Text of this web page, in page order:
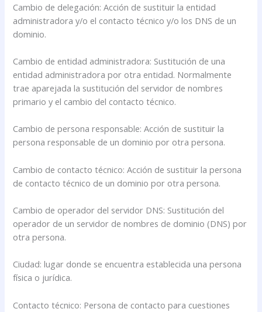
Cambio de delegación: Acción de sustituir la entidad
administradora y/o el contacto técnico y/o los DNS de un
dominio.
Cambio de entidad administradora: Sustitución de una
entidad administradora por otra entidad. Normalmente
trae aparejada la sustitución del servidor de nombres
primario y el cambio del contacto técnico.
Cambio de persona responsable: Acción de sustituir la
persona responsable de un dominio por otra persona.
Cambio de contacto técnico: Acción de sustituir la persona
de contacto técnico de un dominio por otra persona.
Cambio de operador del servidor DNS: Sustitución del
operador de un servidor de nombres de dominio (DNS) por
otra persona.
Ciudad: lugar donde se encuentra establecida una persona
física o jurídica.
Contacto técnico: Persona de contacto para cuestiones